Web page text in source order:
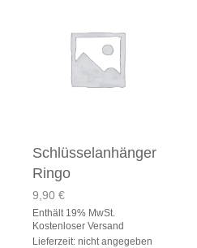
Schlüsselanhänger
Ringo
9,90 €
Enthält 19% MwSt.
Kostenloser Versand
Lieferzeit: nicht angegeben